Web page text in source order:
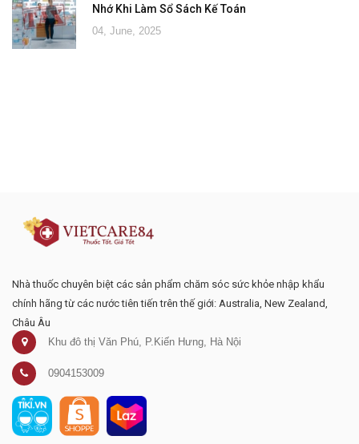
Nhớ Khi Làm Sổ Sách Kế Toán
04, June, 2025
Nhà thuốc chuyên biệt các sản phẩm chăm sóc sức khỏe nhập khẩu
chính hãng từ các nước tiên tiến trên thế giới: Australia, New Zealand,
Châu Âu
Khu đô thị Văn Phú, P.Kiến Hưng, Hà Nội
0904153009